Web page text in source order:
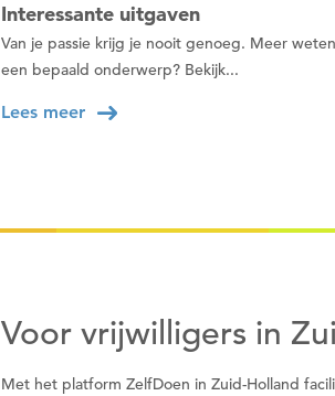
Interessante uitgaven
Van je passie krijg je nooit genoeg. Meer
een bepaald onderwerp? Bekijk...
Lees meer
Voor vrijwilligers in
Met het platform ZelfDoen in Zuid-Holland